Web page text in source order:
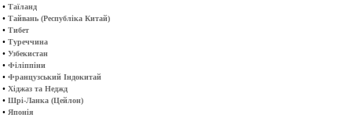
• Таїланд
• Тайвань (Республіка Китай)
• Тибет
• Туреччина
• Узбекистан
• Філіппіни
• Французський Індокитай
• Хіджаз та Неджд
• Шрі-Ланка (Цейлон)
• Японія